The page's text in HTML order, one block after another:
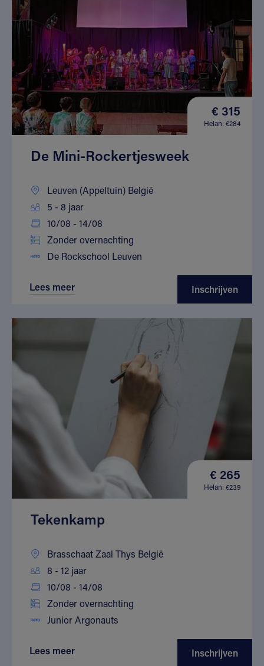
€ 315
Helan: €284
De Mini-Rockertjesweek
Leuven (Appeltuin) België
5 - 8 jaar
10/08 - 14/08
Zonder overnachting
De Rockschool Leuven
Lees meer Inschrijven
€ 265
Helan: €239
Tekenkamp
Brasschaat Zaal Thys België
8 - 12 jaar
10/08 - 14/08
Zonder overnachting
Junior Argonauts
Lees meer Inschrijven